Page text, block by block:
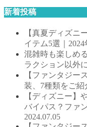
新着投稿
【真夏ディズニ
イテム5選｜2024
混雑時も楽しめ
ラクション以外
【ファンタジー
装、7種類をご紹
【ディズニー】
バイパス？ファ
2024.07.05